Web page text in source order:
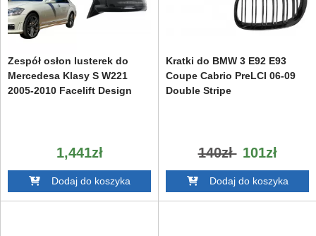
Zespół osłon lusterek do
Mercedesa Klasy S W221
2005-2010 Facelift Design
1,441zł
Dodaj do koszyka
Kratki do BMW 3 E92 E93
Coupe Cabrio PreLCI 06-09
Double Stripe
140zł 101zł
Dodaj do koszyka